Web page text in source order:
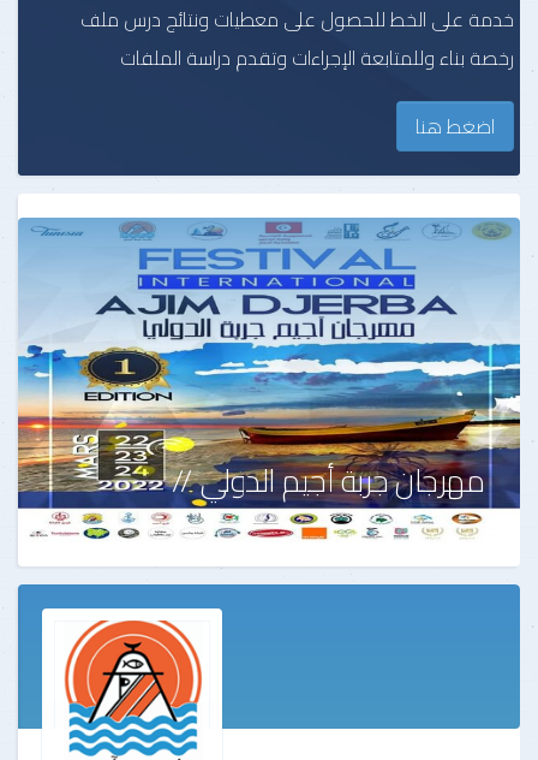
خدمة على الخط للحصول على معطيات ونتائج درس ملف
رخصة بناء وللمتابعة الإجراءات وتقدم دراسة الملفات
اضغط هنا
مهرجان جربة أجيم الدولي